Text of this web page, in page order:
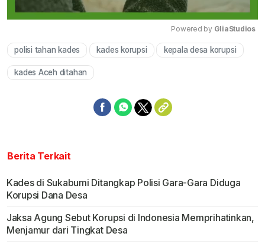
Mute
Powered by GliaStudios
polisi tahan kades kades korupsi kepala desa korupsi
kades Aceh ditahan
Berita Terkait
Kades di Sukabumi Ditangkap Polisi Gara-Gara Diduga
Korupsi Dana Desa
Jaksa Agung Sebut Korupsi di Indonesia Memprihatinkan,
Menjamur dari Tingkat Desa